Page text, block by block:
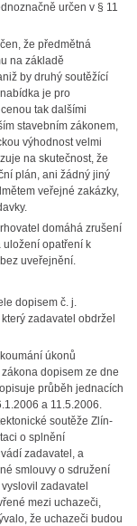
určen v § 11
že předmětná
na základě
by druhý soutěžící
je pro
tak dalšími
stavebním zákonem,
výhodnost velmi
na skutečnost, že
plán, ani žádný jiný
veřejné zakázky,
domáhá zrušení
uložení opatření k
uveřejnění.
dopisem č. j.
zadavatel obdržel
úkonů
dopisem ze dne
průběh jednacích
a 11.5.2006.
soutěže Zlín-
o splnění
zadavatel, a
smlouvy o sdružení
zadavatel
mezi uchazeči,
že uchazeči budou